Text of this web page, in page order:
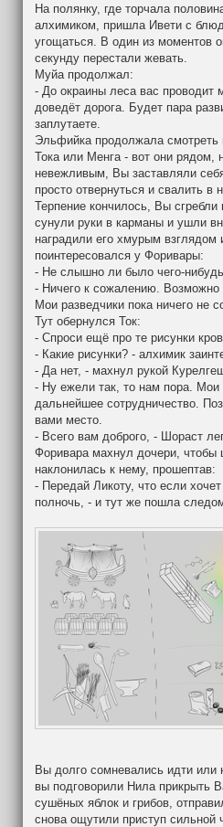
На полянку, где торчала
алхимиком, пришла Ивети с
угощаться. В один из моментов
секунду перестали жевать.
Муйа продолжал:
- До окраины леса вас проводит
доведёт дорога. Будет пара
заплутаете.
Эльфийка продолжала
Тока или Менга - вот они рядом,
невежливым, Вы заставляли
просто отвернуться и свалить
Терпение кончилось, Вы
сунули руки в карманы и ушли
наградили его хмурым взглядом
поинтересовался у Форивары:
- Не слышно ли было чего-
- Ничего к сожалению. Возможно
Мои разведчики пока ничего не
Тут обернулся Ток:
- Спроси ещё про те рисунки
- Какие рисунки? - алхимик
- Да нет, - махнул рукой
- Ну ежели так, то нам пора.
дальнейшее сотрудничество.
вами место.
- Всего вам доброго, - Шораст
Форивара махнул дочери,
наклонилась к нему, прошептав:
- Передай Ликоту, что если
полночь, - и тут же пошла
Вы долго сомневались идти
вы подговорили Нила прикрыть
сушёных яблок и грибов,
снова ощутили приступ сильной